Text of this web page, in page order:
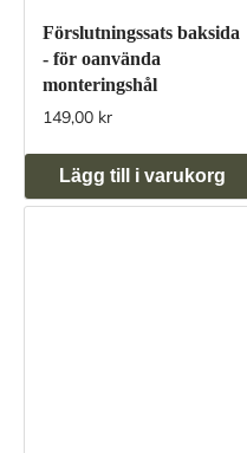
Förslutningssats baksida
- för oanvända
monteringshål
149,00 kr
Lägg till i varukorg